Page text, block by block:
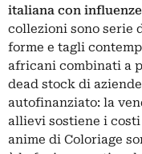
italiana con
collezioni sono serie
forme e tagli
africani combinati a
dead stock di
autofinanziato: la
allievi sostiene i
anime di Coloriage